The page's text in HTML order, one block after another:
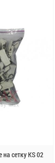
сетку KS 02